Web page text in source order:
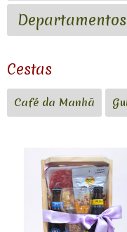
Departamentos
Cestas
Ordenar por:
Café da Manhã